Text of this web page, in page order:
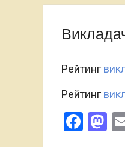
Рейтинг
Рейтинг